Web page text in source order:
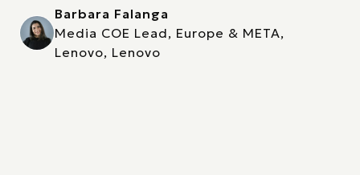
Barbara Falanga
Media COE Lead, Europe & META,
Lenovo, Lenovo